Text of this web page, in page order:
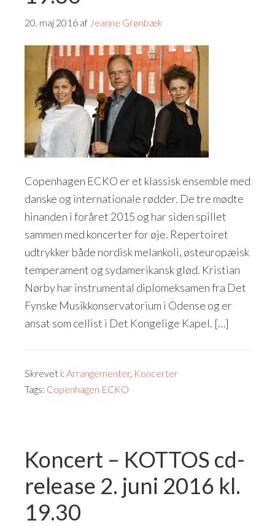
20. maj 2016 af Jeanne Grønbæk
Copenhagen ECKO er et klassisk ensemble med
danske og internationale rødder. De tre mødte
hinanden i foråret 2015 og har siden spillet
sammen med koncerter for øje. Repertoiret
udtrykker både nordisk melankoli, østeuropæisk
temperament og sydamerikansk glød. Kristian
Nørby har instrumental diplomeksamen fra Det
Fynske Musikkonservatorium i Odense og er
ansat som cellist i Det Kongelige Kapel. […]
Skrevet i: Arrangementer, Koncerter
Tags: Copenhagen ECKO
Koncert – KOTTOS cd-
release 2. juni 2016 kl.
19.30